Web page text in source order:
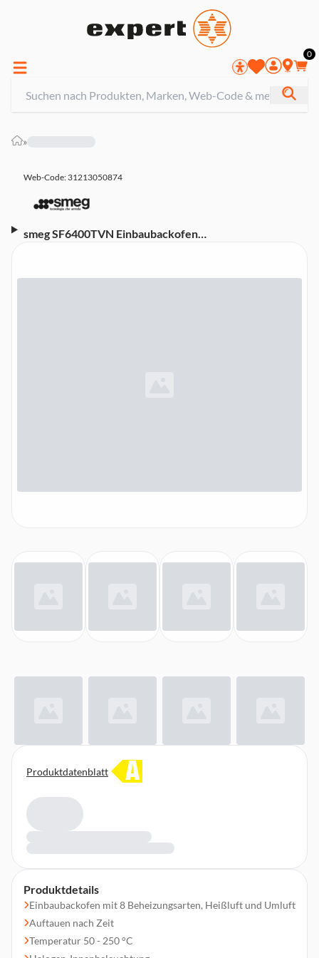
0
»
Web-Code: 31213050874
smeg SF6400TVN Einbaubackofen
Elektronikuhr, Bedienknebel, Touch Bedientasten,
Produktdetails
Einbaubackofen mit 8 Beheizungsarten, Heißluft und Umluft
Auftauen nach Zeit
Temperatur 50 - 250 °C
A
Produktdatenblatt